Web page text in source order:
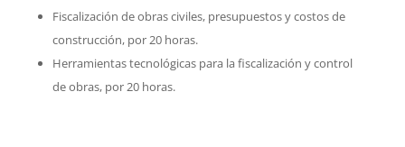
Fiscalización de obras civiles, presupuestos y costos de
construcción, por 20 horas.
Herramientas tecnológicas para la fiscalización y control
de obras, por 20 horas.